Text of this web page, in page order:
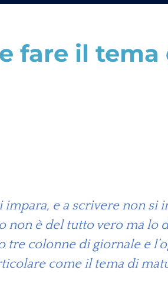
fare il
e a scrivere non si
non è del tutto vero ma lo
tre colonne di giornale e
come il tema di